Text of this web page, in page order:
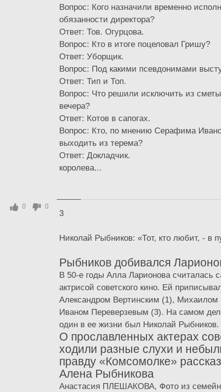
Вопрос: Кого назначили временно
обязанности директора?
Ответ: Тов. Огурцова.
Вопрос: Кто в итоге поцеловал Гришу?
Ответ: Уборщик.
Вопрос: Под какими псевдонимами
Ответ: Тип и Топ.
Вопрос: Что решили исключить из сметы
вечера?
Ответ: Котов в сапогах.
Вопрос: Кто, по мнению Серафима
выходить из терема?
Ответ: Докладчик.
королева...
3
Николай Рыбников: «Тот, кто любит, - в
Рыбников добивался
В 50-е годы Алла Ларионова считалась
актрисой советского кино. Ей
Александром Вертинским (1),
Иваном Переверзевым (3). На самом
один в ее жизни был Николай Рыбников.
О прославленных актерах
ходили разные слухи и
правду «Комсомолке»
Алена Рыбникова
Анастасия ПЛЕШАКОВА, Фото из
0 0